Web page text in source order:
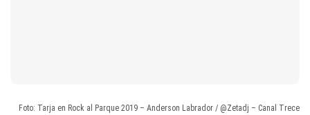
Foto: Tarja en Rock al Parque 2019 – Anderson Labrador / @Zetadj – Canal Trece